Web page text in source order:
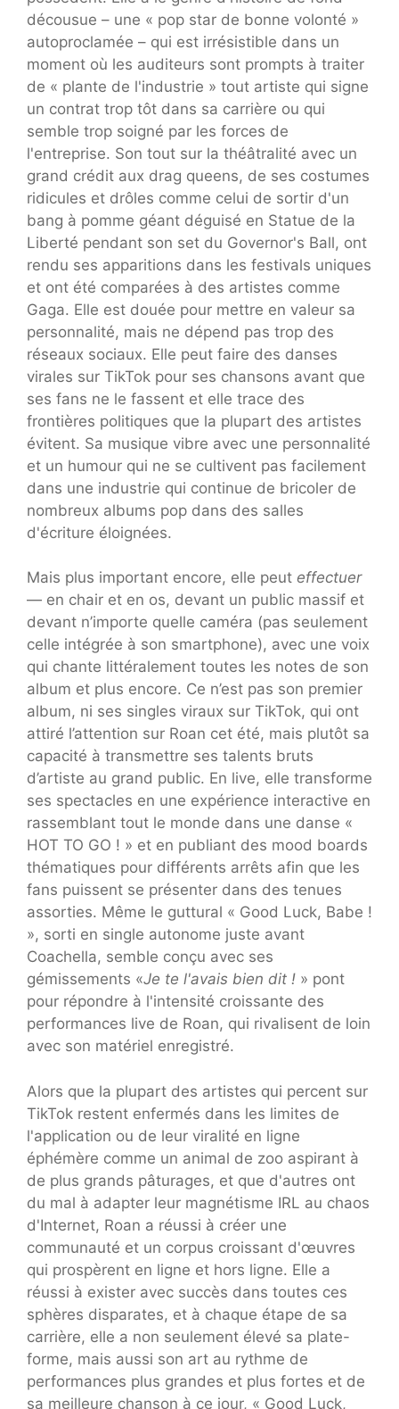
décousue – une « pop star de bonne volonté »
autoproclamée – qui est irrésistible dans un
moment où les auditeurs sont prompts à traiter
de « plante de l'industrie » tout artiste qui signe
un contrat trop tôt dans sa carrière ou qui
semble trop soigné par les forces de
l'entreprise. Son tout sur la théâtralité avec un
grand crédit aux drag queens, de ses costumes
ridicules et drôles comme celui de sortir d'un
bang à pomme géant déguisé en Statue de la
Liberté pendant son set du Governor's Ball, ont
rendu ses apparitions dans les festivals uniques
et ont été comparées à des artistes comme
Gaga. Elle est douée pour mettre en valeur sa
personnalité, mais ne dépend pas trop des
réseaux sociaux. Elle peut faire des danses
virales sur TikTok pour ses chansons avant que
ses fans ne le fassent et elle trace des
frontières politiques que la plupart des artistes
évitent. Sa musique vibre avec une personnalité
et un humour qui ne se cultivent pas facilement
dans une industrie qui continue de bricoler de
nombreux albums pop dans des salles
d'écriture éloignées.
Mais plus important encore, elle peut effectuer
— en chair et en os, devant un public massif et
devant n’importe quelle caméra (pas seulement
celle intégrée à son smartphone), avec une voix
qui chante littéralement toutes les notes de son
album et plus encore. Ce n’est pas son premier
album, ni ses singles viraux sur TikTok, qui ont
attiré l’attention sur Roan cet été, mais plutôt sa
capacité à transmettre ses talents bruts
d’artiste au grand public. En live, elle transforme
ses spectacles en une expérience interactive en
rassemblant tout le monde dans une danse «
HOT TO GO ! » et en publiant des mood boards
thématiques pour différents arrêts afin que les
fans puissent se présenter dans des tenues
assorties. Même le guttural « Good Luck, Babe !
», sorti en single autonome juste avant
Coachella, semble conçu avec ses
gémissements «Je te l'avais bien dit ! » pont
pour répondre à l'intensité croissante des
performances live de Roan, qui rivalisent de loin
avec son matériel enregistré.
Alors que la plupart des artistes qui percent sur
TikTok restent enfermés dans les limites de
l'application ou de leur viralité en ligne
éphémère comme un animal de zoo aspirant à
de plus grands pâturages, et que d'autres ont
du mal à adapter leur magnétisme IRL au chaos
d'Internet, Roan a réussi à créer une
communauté et un corpus croissant d'œuvres
qui prospèrent en ligne et hors ligne. Elle a
réussi à exister avec succès dans toutes ces
sphères disparates, et à chaque étape de sa
carrière, elle a non seulement élevé sa plate-
forme, mais aussi son art au rythme de
performances plus grandes et plus fortes et de
sa meilleure chanson à ce jour, « Good Luck,